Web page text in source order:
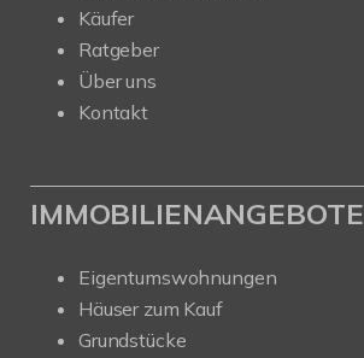
Käufer
Ratgeber
Über uns
Kontakt
IMMOBILIENANGEBOTE
Eigentumswohnungen
Häuser zum Kauf
Grundstücke